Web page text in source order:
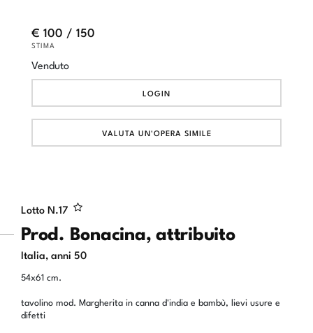
Lotto N.17
Prod. Bonacina, attribuito
Italia, anni 50
54x61 cm.
tavolino mod. Margherita in canna d'india e bambù, lievi usure e
difetti
€ 100 / 150
STIMA
Venduto
LOGIN
VALUTA UN'OPERA SIMILE